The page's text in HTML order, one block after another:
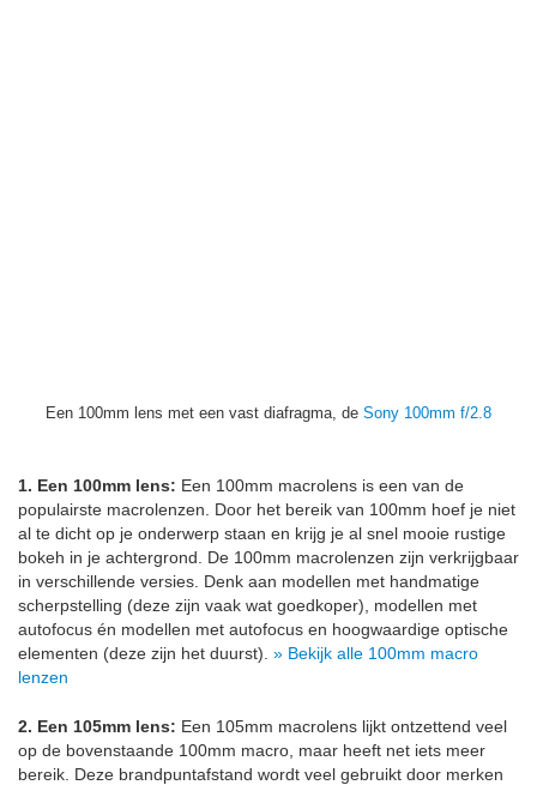
Een 100mm lens met een vast diafragma, de Sony 100mm f/2.8
1. Een 100mm lens: Een 100mm macrolens is een van de
populairste macrolenzen. Door het bereik van 100mm hoef je niet
al te dicht op je onderwerp staan en krijg je al snel mooie rustige
bokeh in je achtergrond. De 100mm macrolenzen zijn verkrijgbaar
in verschillende versies. Denk aan modellen met handmatige
scherpstelling (deze zijn vaak wat goedkoper), modellen met
autofocus én modellen met autofocus en hoogwaardige optische
elementen (deze zijn het duurst). » Bekijk alle 100mm macro
lenzen
2. Een 105mm lens: Een 105mm macrolens lijkt ontzettend veel
op de bovenstaande 100mm macro, maar heeft net iets meer
bereik. Deze brandpuntafstand wordt veel gebruikt door merken